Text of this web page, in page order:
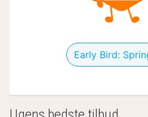
Early Bird: